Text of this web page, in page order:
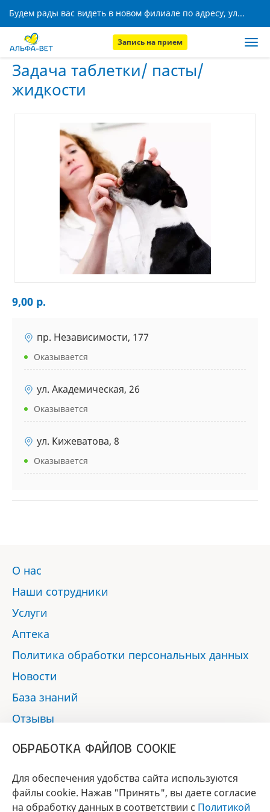
Будем рады вас видеть в новом филиале по адресу, ул. Кижеватова, 8!
Запись на прием
Главная Задача таблетки/ пасты/ жидкости
Задача таблетки/ пасты/
жидкости
9,00 р.
пр. Независимости, 177
Оказывается
ул. Академическая, 26
Оказывается
ул. Кижеватова, 8
Оказывается
О нас
Наши сотрудники
Услуги
Аптека
Политика обработки персональных данных
Новости
База знаний
Отзывы
ОБРАБОТКА ФАЙЛОВ COOKIE
Для обеспечения удобства сайта используются
файлы cookie. Нажав "Принять", вы даете согласие
на обработку данных в соответствии с Политикой